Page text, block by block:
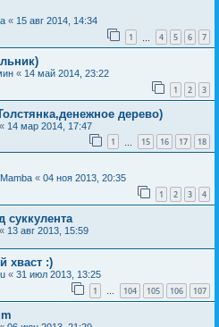
« 15 авг 2014, 14:34
1 4 5 6 7
« 14 май 2014, 23:22
1 2 3
дерево)
« 14 мар 2014, 17:47
1 15 16 17 18
« 04 ноя 2013, 20:35
1 2 3 4
суккулента
« 13 авг 2013, 15:59
хваст :)
« 31 июл 2013, 13:25
1 … 104 105 106 107